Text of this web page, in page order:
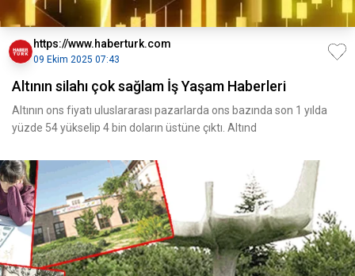
https://www.haberturk.com
09 Ekim 2025 07:43
Altının silahı çok sağlam İş Yaşam Haberleri
Altının ons fiyatı uluslararası pazarlarda ons bazında son 1 yılda
yüzde 54 yükselip 4 bin doların üstüne çıktı. Altınd